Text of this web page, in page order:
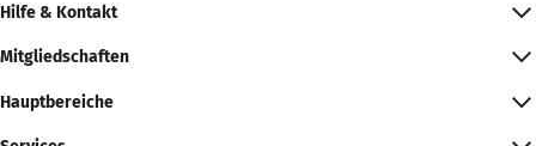
Hilfe & Kontakt
Mitgliedschaften
Hauptbereiche